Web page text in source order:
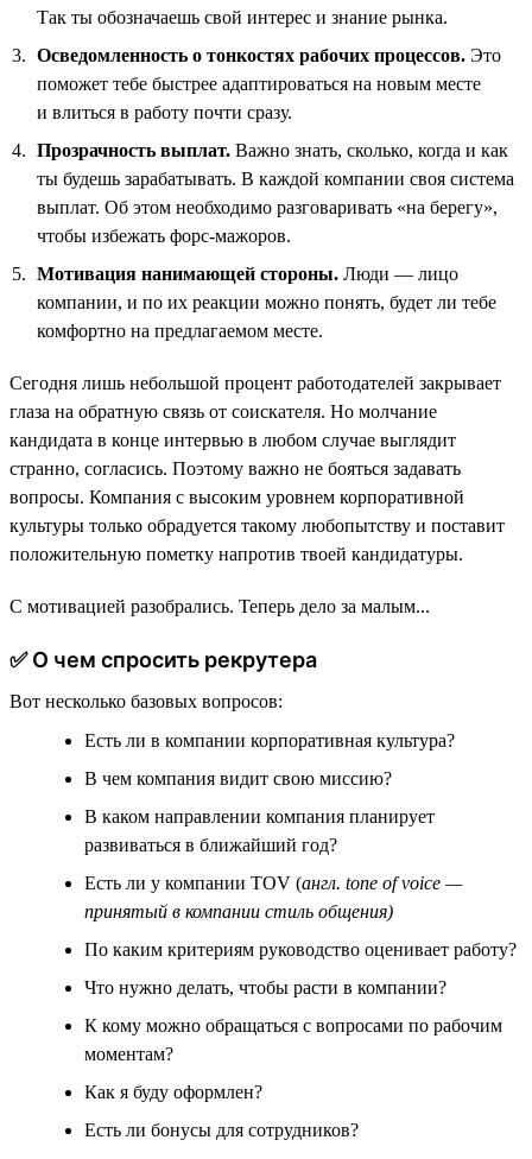
Так ты обозначаешь свой интерес и знание рынка.
Осведомленность о тонкостях рабочих процессов. Это
поможет тебе быстрее адаптироваться на новым месте
и влиться в работу почти сразу.
Прозрачность выплат. Важно знать, сколько, когда и как
ты будешь зарабатывать. В каждой компании своя система
выплат. Об этом необходимо разговаривать «на берегу»,
чтобы избежать форс-мажоров.
Мотивация нанимающей стороны. Люди — лицо
компании, и по их реакции можно понять, будет ли тебе
комфортно на предлагаемом месте.
Сегодня лишь небольшой процент работодателей закрывает
глаза на обратную связь от соискателя. Но молчание
кандидата в конце интервью в любом случае выглядит
странно, согласись. Поэтому важно не бояться задавать
вопросы. Компания с высоким уровнем корпоративной
культуры только обрадуется такому любопытству и поставит
положительную пометку напротив твоей кандидатуры.
С мотивацией разобрались. Теперь дело за малым...
✅ О чем спросить рекрутера
Вот несколько базовых вопросов:
Есть ли в компании корпоративная культура?
В чем компания видит свою миссию?
В каком направлении компания планирует
развиваться в ближайший год?
Есть ли у компании TOV (англ. tone of voice —
принятый в компании стиль общения)
По каким критериям руководство оценивает работу?
Что нужно делать, чтобы расти в компании?
К кому можно обращаться с вопросами по рабочим
моментам?
Как я буду оформлен?
Есть ли бонусы для сотрудников?